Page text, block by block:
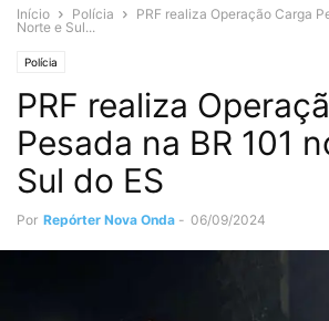
Início Polícia
PRF realiza Operação Carga
Norte e Sul...
Polícia
PRF realiza
Pesada na BR 101
Sul do ES
Por Repórter Nova Onda - 06/09/2024